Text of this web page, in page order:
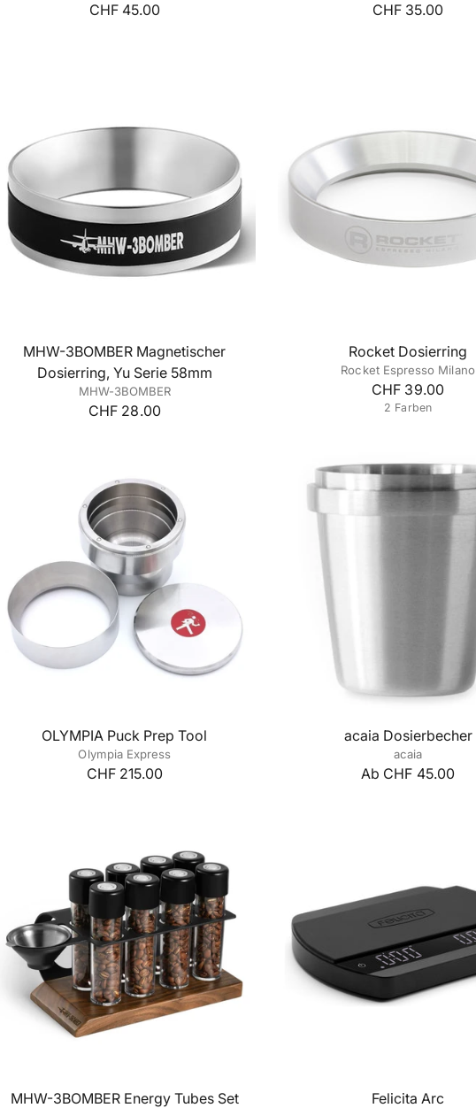
CHF 45.00 CHF 35.00
MHW-3BOMBER Magnetischer
Dosierring, Yu Serie 58mm
MHW-3BOMBER
CHF 28.00
Rocket Dosierring
Rocket Espresso Milano
CHF 39.00
2 Farben
OLYMPIA Puck Prep Tool
Olympia Express
CHF 215.00
acaia Dosierbecher
acaia
Ab CHF 45.00
MHW-3BOMBER Energy Tubes Set Felicita Arc